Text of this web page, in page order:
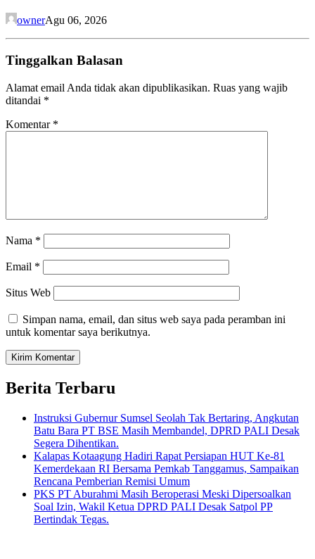
ownerAgu 06, 2026
Tinggalkan Balasan
Alamat email Anda tidak akan dipublikasikan. Ruas yang wajib
ditandai *
Komentar *
Nama *
Email *
Situs Web
Simpan nama, email, dan situs web saya pada peramban ini
untuk komentar saya berikutnya.
Berita Terbaru
Instruksi Gubernur Sumsel Seolah Tak Bertaring, Angkutan
Batu Bara PT BSE Masih Membandel, DPRD PALI Desak
Segera Dihentikan.
Kalapas Kotaagung Hadiri Rapat Persiapan HUT Ke-81
Kemerdekaan RI Bersama Pemkab Tanggamus, Sampaikan
Rencana Pemberian Remisi Umum
PKS PT Aburahmi Masih Beroperasi Meski Dipersoalkan
Soal Izin, Wakil Ketua DPRD PALI Desak Satpol PP
Bertindak Tegas.